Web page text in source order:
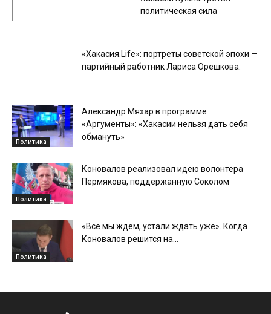
политическая сила
«Хакасия.Life»: портреты советской эпохи —
партийный работник Лариса Орешкова.
Политика
Александр Мяхар в программе
«Аргументы»: «Хакасии нельзя дать себя
обмануть»
Политика
Коновалов реализовал идею волонтера
Пермякова, поддержанную Соколом
Политика
«Все мы ждем, устали ждать уже». Когда
Коновалов решится на...